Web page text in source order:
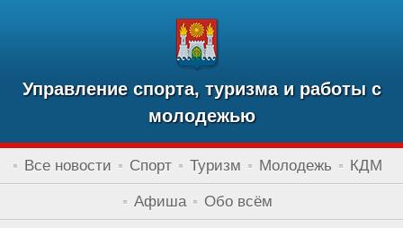
Управление спорта, туризма и работы с
молодежью
Все новости Спорт Туризм Молодежь КДМ
Афиша Обо всём